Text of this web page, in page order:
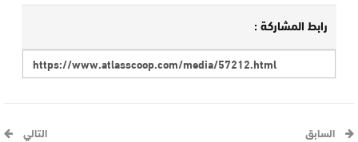
رابط المشاركة :
السابق التالي